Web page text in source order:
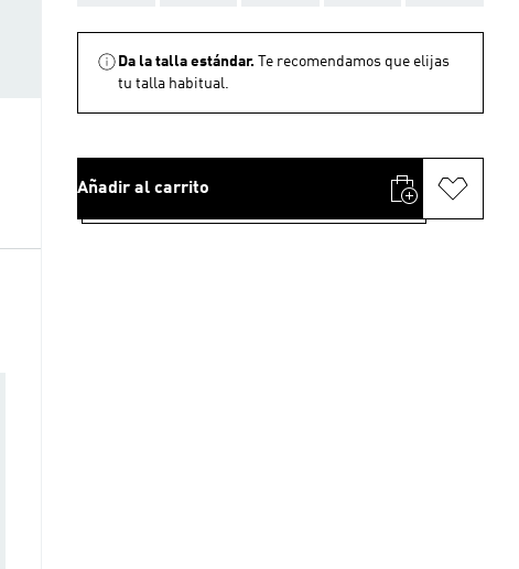
Da la talla estándar.
Te recomendamos que elijas
tu talla habitual.
Añadir al carrito